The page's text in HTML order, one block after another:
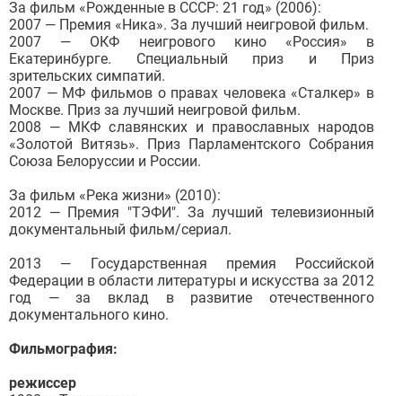
За фильм «Рожденные в СССР: 21 год» (2006):
2007 — Премия «Ника». За лучший неигровой фильм.
2007 — ОКФ неигрового кино «Россия» в
Екатеринбурге. Специальный приз и Приз
зрительских симпатий.
2007 — МФ фильмов о правах человека «Сталкер» в
Москве. Приз за лучший неигровой фильм.
2008 — МКФ славянских и православных народов
«Золотой Витязь». Приз Парламентского Собрания
Союза Белоруссии и России.
За фильм «Река жизни» (2010):
2012 — Премия "ТЭФИ". За лучший телевизионный
документальный фильм/сериал.
2013 — Государственная премия Российской
Федерации в области литературы и искусства за 2012
год — за вклад в развитие отечественного
документального кино.
Фильмография:
режиссер